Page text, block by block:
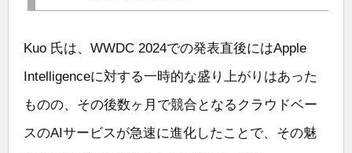
Kuo 氏は、WWDC 2024での発表直後にはApple
Intelligenceに対する一時的な盛り上がりはあった
ものの、その後数ヶ月で競合となるクラウドベー
スのAIサービスが急速に進化したことで、その魅